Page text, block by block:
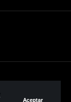
Aceptar